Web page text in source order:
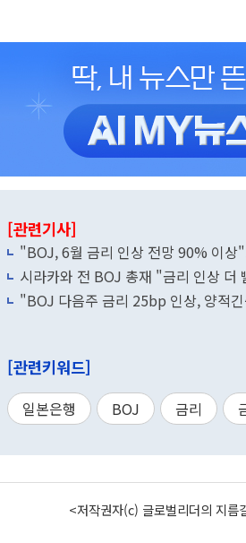
[관련기사]
"BOJ, 6월 금리 인상 전망 90% 이
시라카와 전 BOJ 총재 "금리 인상 더
"BOJ 다음주 금리 25bp 인상, 양적
[관련키워드]
일본은행 BOJ 금리
<저작권자(c) 글로벌리더의 지